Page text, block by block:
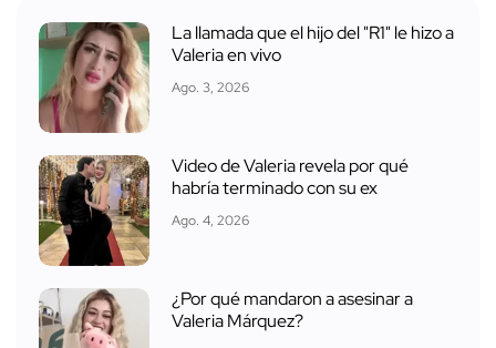
La llamada que el hijo del "R1" le hizo a
Valeria en vivo
Ago. 3, 2026
Video de Valeria revela por qué
habría terminado con su ex
Ago. 4, 2026
¿Por qué mandaron a asesinar a
Valeria Márquez?